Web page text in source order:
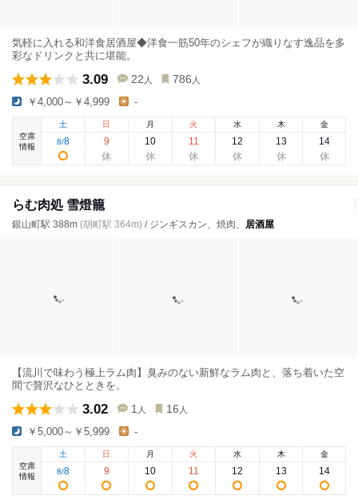
気軽に入れる和洋食居酒屋◆洋食一筋50年のシェフが織りなす逸品を多
彩なドリンクと共に堪能。
3.09 22 人 786 人
￥4,000～￥4,999 -
空席
情報
土
8/8
日
9
月
10
火
11
水
12
木
13
金
14
らむ肉処 雪燈籠
銀山町駅 388m (胡町駅 364m) / ジンギスカン、焼肉、 居酒屋
【流川で味わう極上ラム肉】臭みのない新鮮なラム肉と、落ち着いた空
間で贅沢なひとときを。
3.02 1 人 16 人
￥5,000～￥5,999 -
空席
情報
土
8/8
日
9
月
10
火
11
水
12
木
13
金
14